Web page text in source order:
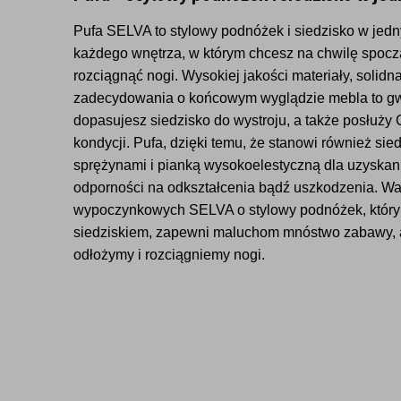
Pufa SELVA to stylowy podnóżek i siedzisko w
każdego wnętrza, w którym chcesz na chwilę
rozciągnąć nogi. Wysokiej jakości materiały,
zadecydowania o końcowym wyglądzie mebla to
dopasujesz siedzisko do wystroju, a także posłuży
kondycji. Pufa, dzięki temu, że stanowi również
sprężynami i pianką wysokoelestyczną dla
odporności na odkształcenia bądź uszkodzenia.
wypoczynkowych SELVA o stylowy podnóżek,
siedziskiem, zapewni maluchom mnóstwo zabawy,
odłożymy i rozciągniemy nogi.